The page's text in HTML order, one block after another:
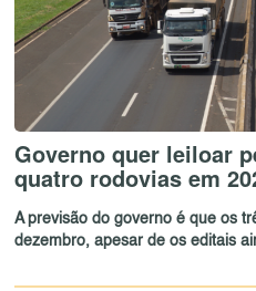
Governo quer leiloar
quatro rodovias em
A previsão do governo é que os
dezembro, apesar de os editais